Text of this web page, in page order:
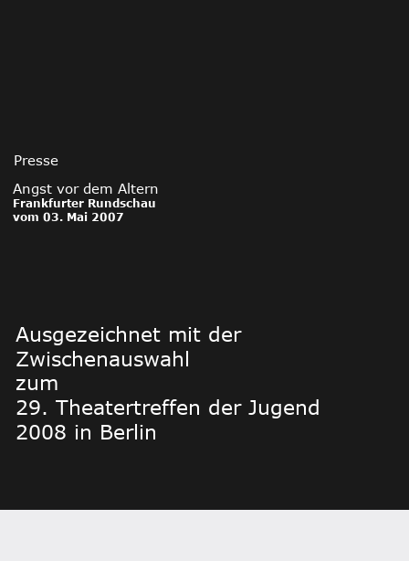
Ausgezeichnet mit der
Zwischenauswahl
zum
29. Theatertreffen der Jugend
2008 in Berlin
Angst vor dem Altern
Frankfurter Rundschau
vom 03. Mai 2007
Presse